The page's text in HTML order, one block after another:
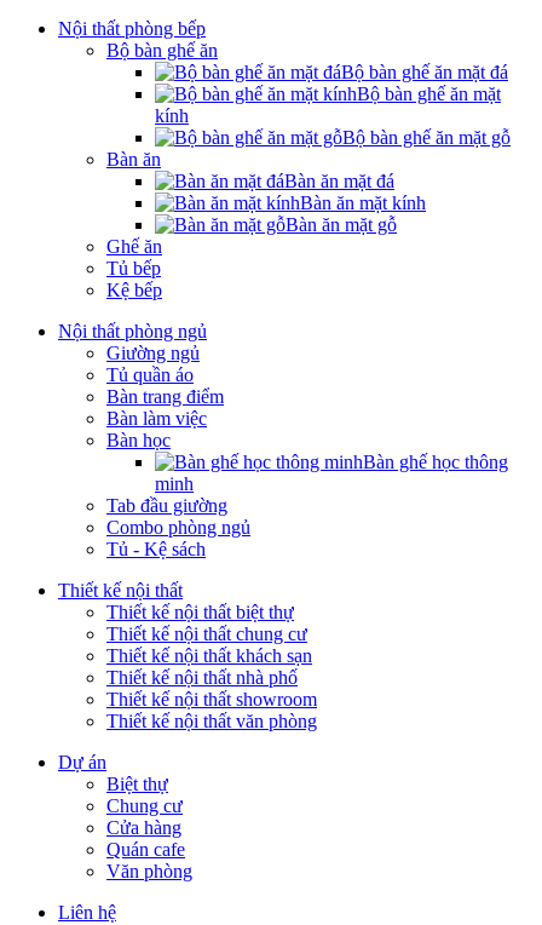
Nội thất phòng bếp
Bộ bàn ghế ăn
Bộ bàn ghế ăn mặt đá
Bộ bàn ghế ăn mặt
kính
Bộ bàn ghế ăn mặt gỗ
Bàn ăn
Bàn ăn mặt đá
Bàn ăn mặt kính
Bàn ăn mặt gỗ
Ghế ăn
Tủ bếp
Kệ bếp
Nội thất phòng ngủ
Giường ngủ
Tủ quần áo
Bàn trang điểm
Bàn làm việc
Bàn học
Bàn ghế học thông
minh
Tab đầu giường
Combo phòng ngủ
Tủ - Kệ sách
Thiết kế nội thất
Thiết kế nội thất biệt thự
Thiết kế nội thất chung cư
Thiết kế nội thất khách sạn
Thiết kế nội thất nhà phố
Thiết kế nội thất showroom
Thiết kế nội thất văn phòng
Dự án
Biệt thự
Chung cư
Cửa hàng
Quán cafe
Văn phòng
Liên hệ